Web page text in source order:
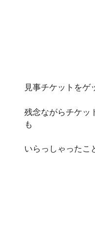
見事チケットをゲ
残念ながらチケッ
も
いらっしゃったこ